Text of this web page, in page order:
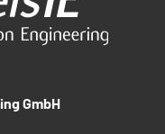
GmbH